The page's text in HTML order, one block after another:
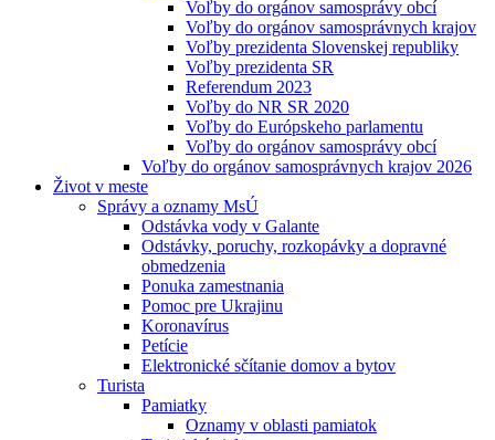
Voľby do orgánov samosprávy obcí
Voľby do orgánov samosprávnych krajov
Voľby prezidenta Slovenskej republiky
Voľby prezidenta SR
Referendum 2023
Voľby do NR SR 2020
Voľby do Európskeho parlamentu
Voľby do orgánov samosprávy obcí
Voľby do orgánov samosprávnych krajov 2026
Život v meste
Správy a oznamy MsÚ
Odstávka vody v Galante
Odstávky, poruchy, rozkopávky a dopravné
obmedzenia
Ponuka zamestnania
Pomoc pre Ukrajinu
Koronavírus
Petície
Elektronické sčítanie domov a bytov
Turista
Pamiatky
Oznamy v oblasti pamiatok